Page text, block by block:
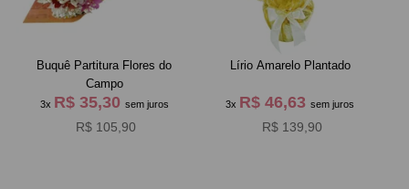
Buquê Partitura Flores do
Campo
3x R$ 35,30 sem juros
R$ 105,90
Lírio Amarelo Plantado
3x R$ 46,63sem juros
R$ 139,90